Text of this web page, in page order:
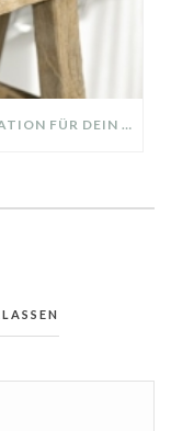
SCHLAFZIMMER MAKEOVER – INSPIRATION FÜR DEIN SCHLAFZIMMER: AUS ALT MACH NEU – HELL, GEMÜTLICH UND EINLADEND